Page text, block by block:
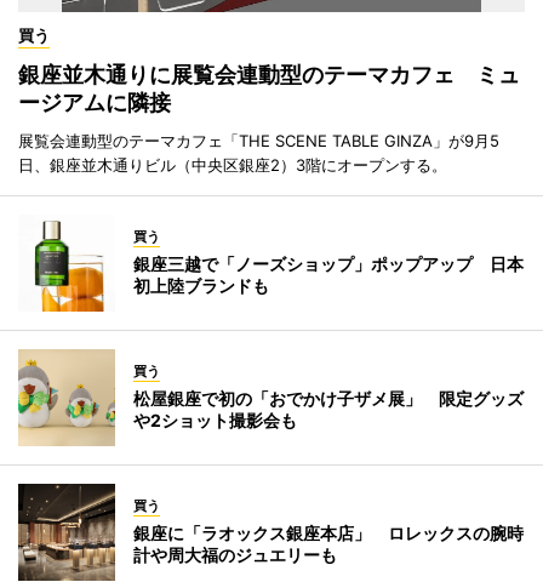
買う
銀座並木通りに展覧会連動型のテーマカフェ ミュ
ージアムに隣接
展覧会連動型のテーマカフェ「THE SCENE TABLE GINZA」が9月5
日、銀座並木通りビル（中央区銀座2）3階にオープンする。
買う
銀座三越で「ノーズショップ」ポップアップ 日本
初上陸ブランドも
買う
松屋銀座で初の「おでかけ子ザメ展」 限定グッズ
や2ショット撮影会も
買う
銀座に「ラオックス銀座本店」 ロレックスの腕時
計や周大福のジュエリーも